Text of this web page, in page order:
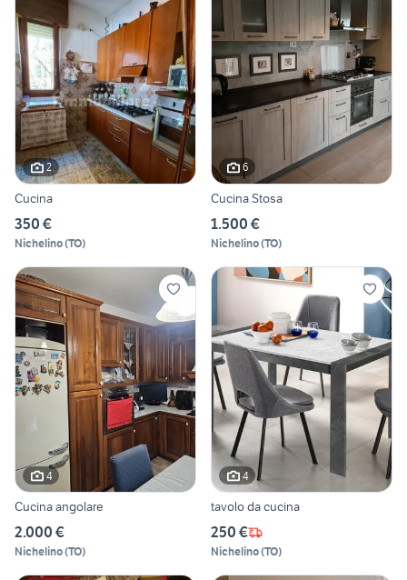
2
Cucina
350 €
Nichelino(TO)
6
Cucina Stosa
1.500 €
Nichelino(TO)
4
Cucina angolare
2.000 €
Nichelino(TO)
4
tavolo da cucina
250 €
Nichelino(TO)